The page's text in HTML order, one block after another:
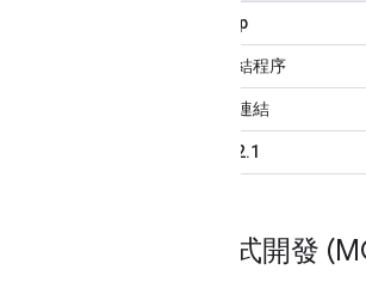
App Flip
簡化連結程序
OAuth 連結
OAuth 2.1
代理式開發